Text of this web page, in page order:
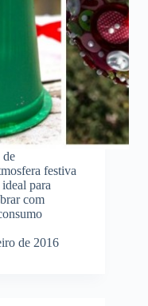
de
festiva
para
com
de 2016